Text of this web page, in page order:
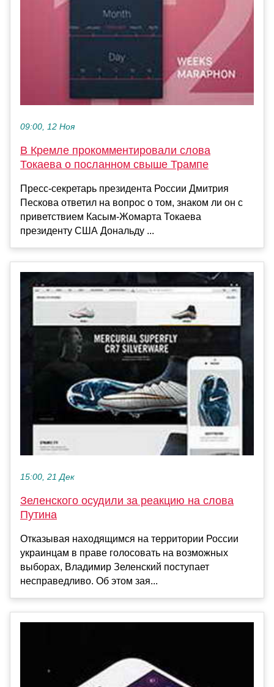
09:00, 12 Ноя
В Кремле прокомментировали слова
Токаева о посланном свыше Трампе
Пресс-секретарь президента России Дмитрия
Пескова ответил на вопрос о том, знаком ли он с
приветствием Касым-Жомарта Токаева
президенту США Дональду ...
15:00, 21 Дек
Зеленского осудили за реакцию на слова
Путина
Отказывая находящимся на территории России
украинцам в праве голосовать на возможных
выборах, Владимир Зеленский поступает
несправедливо. Об этом зая...